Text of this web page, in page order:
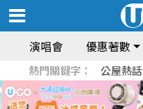
演唱會 優惠著數
熱門關鍵字： 公屋熱話